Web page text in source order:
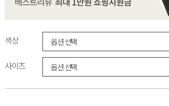
색상
사이즈